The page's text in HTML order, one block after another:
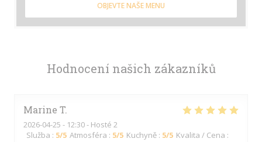
Hodnocení našich zákazníků
Marine T
2026-04-25 - 12:30 - Hosté 2
Služba : 5/5 Atmosféra : 5/5 Kuchyně : 5/5 Kvalita / Cena :
OBJEVTE NAŠE MENU